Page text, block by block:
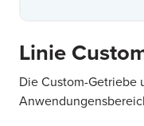
Linie
Die Custom-